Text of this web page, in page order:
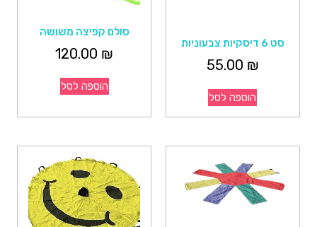
סט 6 דיסקיות צבעוניות
55.00 ₪
הוספה לסל
סולם קפיצה משושה
120.00 ₪
הוספה לסל